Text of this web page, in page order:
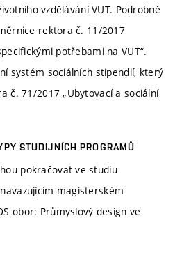
vzdělávání VUT. Podrobně
rektora č. 11/2017
potřebami na VUT“.
systém sociálních stipendií, který
č. 71/2017 „Ubytovací a sociální
STUDIJNÍCH PROGRAMŮ
pokračovat ve studiu
magisterském
obor: Průmyslový design ve